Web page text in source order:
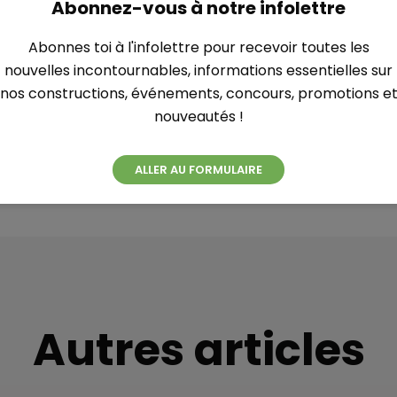
de l’action !
Autres articles
Abonnez-vous à notre infolettre
Abonnes toi à l'infolettre pour recevoir toutes les
nouvelles incontournables, informations essentielles sur
nos constructions, événements, concours, promotions et
nouveautés !
ALLER AU FORMULAIRE